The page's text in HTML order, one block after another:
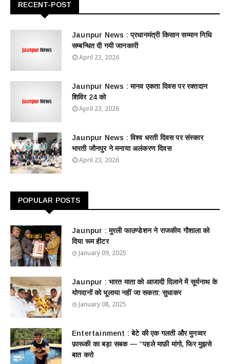
RECENT-POST
Jaunpur News : ​प्रधानमंत्री किसान सम्मान निधि
सम्बन्धित दी गयी जानकारी
April 23, 2026
Jaunpur News : ​मानव एकता दिवस पर रक्तदान
शिविर 24 को
April 23, 2026
Jaunpur News : विश्व धरती दिवस पर संस्कार
भारती जौनपुर ने मनाया अलंकरण दिवस
April 23, 2026
POPULAR POSTS
Jaunpur : ​मुरली फाउण्डेशन ने राजकीय गौशाला को
दिया रूम हीटर
January 09, 2025
Jaunpur : ​भारत माता को आजादी दिलाने में सूर्यनाथ के
योगदानों को भूलाया नहीं जा सकता: सुधाकर
January 08, 2025
Entertainment : बेटे की एक गलती और मुनव्वर
फ़ारूकी का बड़ा सबक — “पहले माफ़ी मांगो, फिर मुझसे
बात करो